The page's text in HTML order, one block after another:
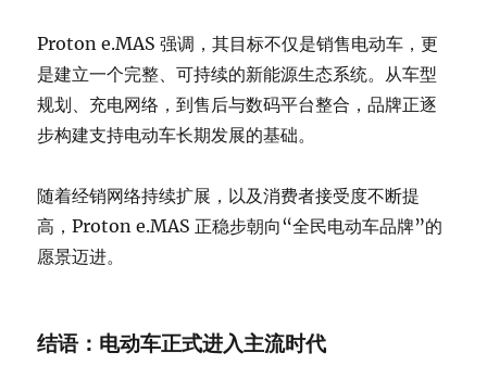
Proton e.MAS 强调，其目标不仅是销售电动车，更
是建立一个完整、可持续的新能源生态系统。从车型
规划、充电网络，到售后与数码平台整合，品牌正逐
步构建支持电动车长期发展的基础。
随着经销网络持续扩展，以及消费者接受度不断提
高，Proton e.MAS 正稳步朝向“全民电动车品牌”的
愿景迈进。
结语：电动车正式进入主流时代